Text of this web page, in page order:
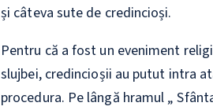
și câteva sute de credincioși.
Pentru că a fost un eveniment
slujbei, credincioșii au putut intra
procedura. Pe lângă hramul „